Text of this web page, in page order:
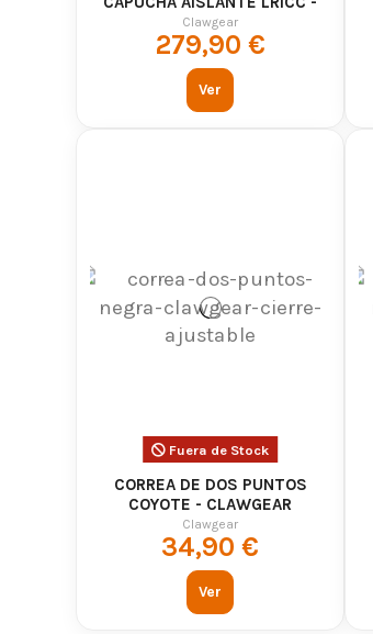
Uso recomendado
CLAWGEAR - MC
Clawgear
279,90 €
Ver
Fuera de Stock
CORREA DE DOS PUNTOS
COYOTE - CLAWGEAR
Clawgear
34,90 €
Ver